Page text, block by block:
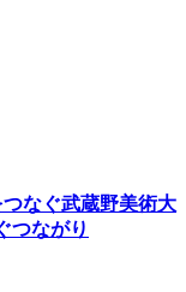
なぐ武蔵野美術大
つながり